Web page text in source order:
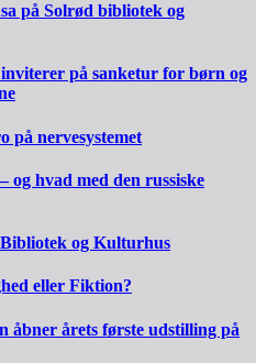
på Solrød bibliotek og
på sanketur for børn og
på nervesystemet
hvad med den russiske
og Kulturhus
eller Fiktion?
åbner årets første udstilling på